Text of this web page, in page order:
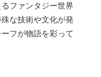
ファンタジー世界
な技術や文化が発
フが物語を彩って